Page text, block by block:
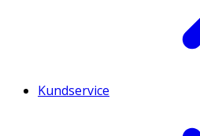
Kundservice